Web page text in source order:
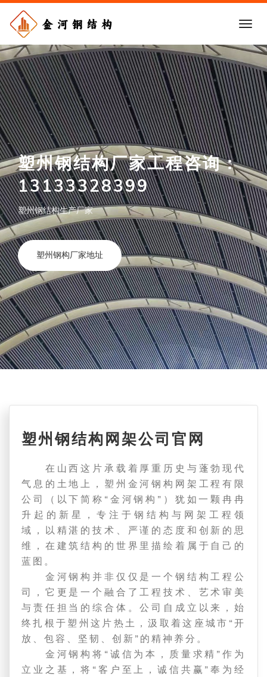
塑州钢结构厂家工程咨询：
13133328399
塑州钢结构生产厂家
塑州钢构厂家地址
塑州钢结构网架公司官网
在山西这片承载着厚重历史与蓬勃现代
气息的土地上，塑州金河钢构网架工程有限
公司（以下简称“金河钢构”）犹如一颗冉冉
升起的新星，专注于钢结构与网架工程领
域，以精湛的技术、严谨的态度和创新的思
维，在建筑结构的世界里描绘着属于自己的
蓝图。
金河钢构并非仅仅是一个钢结构工程公
司，它更是一个融合了工程技术、艺术审美
与责任担当的综合体。公司自成立以来，始
终扎根于塑州这片热土，汲取着这座城市“开
放、包容、坚韧、创新”的精神养分。
金河钢构将“诚信为本，质量求精”作为
立业之基，将“客户至上，诚信共赢”奉为经